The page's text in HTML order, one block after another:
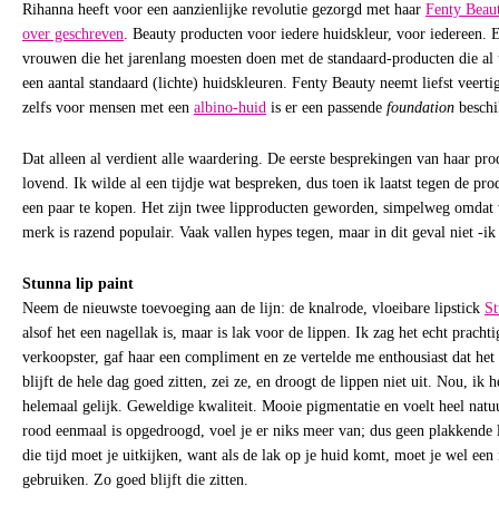
Rihanna heeft voor een aanzienlijke revolutie gezorgd met haar Fenty
over geschreven . Beauty producten voor iedere huidskleur, voor iedereen.
vrouwen die het jarenlang moesten doen met de standaard-producten die
een aantal standaard (lichte) huidskleuren. Fenty Beauty neemt liefst
zelfs voor mensen met een albino-huid is er een passende foundation
Dat alleen al verdient alle waardering. De eerste besprekingen van haar
lovend. Ik wilde al een tijdje wat bespreken, dus toen ik laatst tegen de
een paar te kopen. Het zijn twee lipproducten geworden, simpelweg
merk is razend populair. Vaak vallen hypes tegen, maar in dit geval niet -ik
Stunna lip paint
Neem de nieuwste toevoeging aan de lijn: de knalrode, vloeibare lipstick
alsof het een nagellak is, maar is lak voor de lippen. Ik zag het echt
verkoopster, gaf haar een compliment en ze vertelde me enthousiast dat
blijft de hele dag goed zitten, zei ze, en droogt de lippen niet uit. Nou, ik
helemaal gelijk. Geweldige kwaliteit. Mooie pigmentatie en voelt heel
rood eenmaal is opgedroogd, voel je er niks meer van; dus geen
die tijd moet je uitkijken, want als de lak op je huid komt, moet je wel een
gebruiken. Zo goed blijft die zitten.